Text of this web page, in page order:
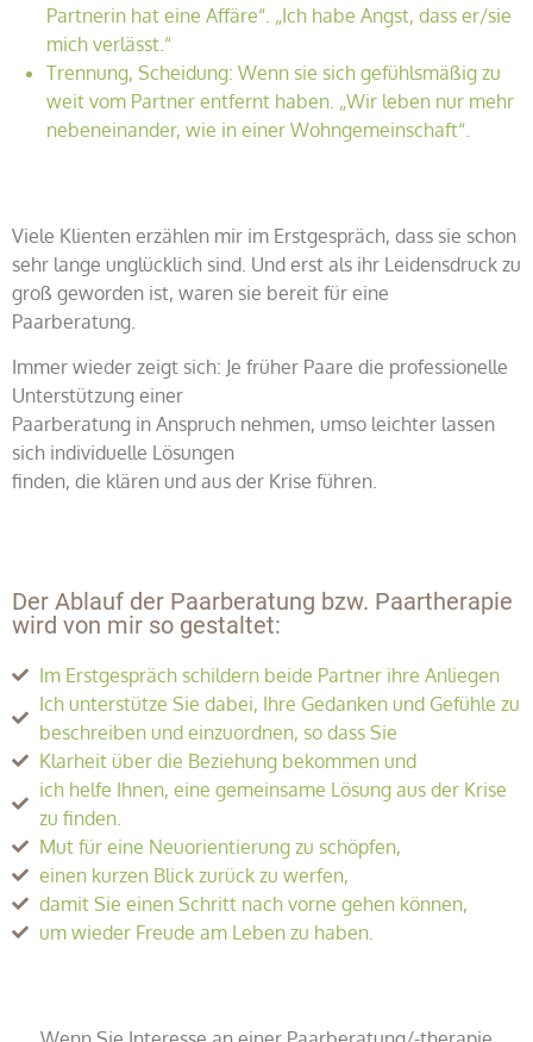
Partnerin hat eine Affäre“. „Ich habe Angst, dass er/sie
mich verlässt.“
Trennung, Scheidung: Wenn sie sich gefühlsmäßig zu
weit vom Partner entfernt haben. „Wir leben nur mehr
nebeneinander, wie in einer Wohngemeinschaft“.
Viele Klienten erzählen mir im Erstgespräch, dass sie schon
sehr lange unglücklich sind. Und erst als ihr Leidensdruck zu
groß geworden ist, waren sie bereit für eine
Paarberatung.
Immer wieder zeigt sich: Je früher Paare die professionelle
Unterstützung einer
Paarberatung in Anspruch nehmen, umso leichter lassen
sich individuelle Lösungen
finden, die klären und aus der Krise führen.
Der Ablauf der Paarberatung bzw. Paartherapie
wird von mir so gestaltet:
Im Erstgespräch schildern beide Partner ihre Anliegen
Ich unterstütze Sie dabei, Ihre Gedanken und Gefühle zu
beschreiben und einzuordnen, so dass Sie
Klarheit über die Beziehung bekommen und
ich helfe Ihnen, eine gemeinsame Lösung aus der Krise
zu finden.
Mut für eine Neuorientierung zu schöpfen,
einen kurzen Blick zurück zu werfen,
damit Sie einen Schritt nach vorne gehen können,
um wieder Freude am Leben zu haben.